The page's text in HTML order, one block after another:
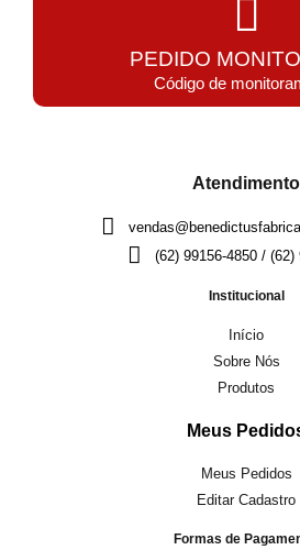
PEDIDO
Código de
Atendimento
(62) 99156-4850 / (62)
Institucional
Início
Sobre Nós
Produtos
Meus
Meus Pedidos
Editar Cadastro
Formas de